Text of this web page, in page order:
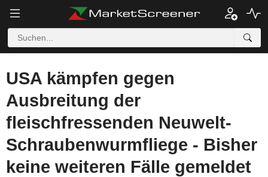
USA kämpfen gegen
Ausbreitung der
fleischfressenden Neuwelt-
Schraubenwurmfliege - Bisher
keine weiteren Fälle gemeldet